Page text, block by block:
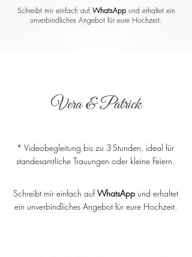
Schreibt mir einfach auf WhatsAppund erhaltet ein
unverbindliches Angebot für eure Hochzeit.
Vera & Patrick
* Videobegleitung bis zu 3 Stunden, ideal für
standesamtliche Trauungen oder kleine Feiern.
Schreibt mir einfach aufWhatsAppund erhaltet
ein unverbindliches Angebot für eure Hochzeit.